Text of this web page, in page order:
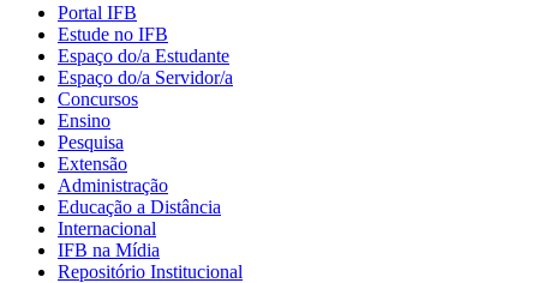
Portal IFB
Estude no IFB
Espaço do/a Estudante
Espaço do/a Servidor/a
Concursos
Ensino
Pesquisa
Extensão
Administração
Educação a Distância
Internacional
IFB na Mídia
Repositório Institucional